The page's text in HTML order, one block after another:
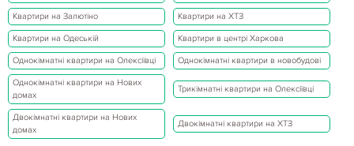
Квартири на Залютіно Квартири на ХТЗ
Квартири на Одеській Квартири в центрі Харкова
Однокімнатні квартири на Олексіївці Однокімнатні квартири в новобудові
Однокімнатні квартири на Нових
домах
Трикімнатні квартири на Олексіївці
Двокімнатні квартири на Нових
домах
Двокімнатні квартири на ХТЗ